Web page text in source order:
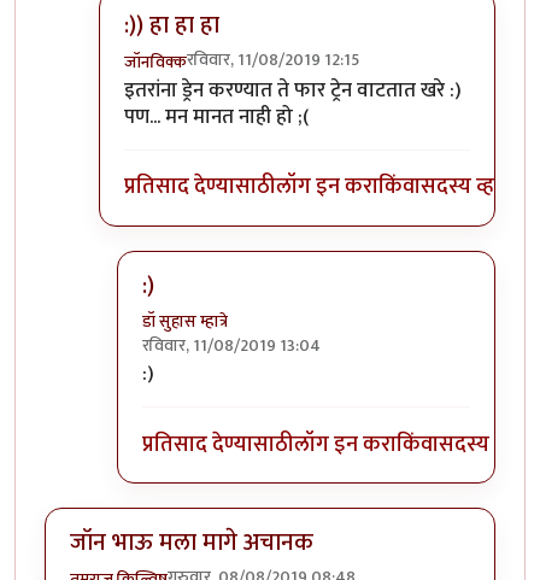
:)) हा हा हा
जॉनविक्करविवार, 11/08/2019 12:15
In reply toत्यांना त्यांच्या भरोशावरbyडॉ सुहास म्हात्रे
इतरांना ड्रेन करण्यात ते फार ट्रेन वाटतात खरे :)
पण... मन मानत नाही हो ;(
प्रतिसाद देण्यासाठीलॉग इन कराकिंवासदस्य व्हा
:)
डॉ सुहास म्हात्रे
रविवार, 11/08/2019 13:04
In reply to
:)
प्रतिसाद देण्यासाठीलॉग इन कराकिंवासदस्य व्हा
जॉन भाऊ मला मागे अचानक